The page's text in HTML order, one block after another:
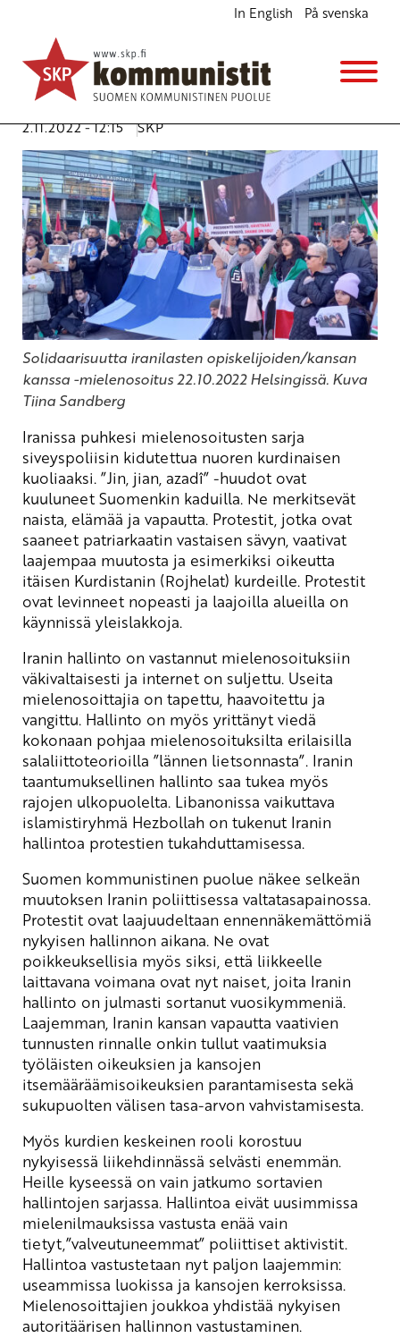
In English På svenska
Solidaarisuutta Iranin muutosta ajaville
edistysmielisille voimille
Ajankohtaista
Kannanotot
Avainsanat:ihmisoikeudet,Iran
2.11.2022 - 12:15
SKP
Solidaarisuutta iranilasten opiskelijoiden/kansan
kanssa -mielenosoitus 22.10.2022 Helsingissä. Kuva
Tiina Sandberg
Iranissa puhkesi mielenosoitusten sarja
siveyspoliisin kidutettua nuoren kurdinaisen
kuoliaaksi. ”Jin, jian, azadî” -huudot ovat
kuuluneet Suomenkin kaduilla. Ne merkitsevät
naista, elämää ja vapautta. Protestit, jotka ovat
saaneet patriarkaatin vastaisen sävyn, vaativat
laajempaa muutosta ja esimerkiksi oikeutta
itäisen Kurdistanin (Rojhelat) kurdeille. Protestit
ovat levinneet nopeasti ja laajoilla alueilla on
käynnissä yleislakkoja.
Iranin hallinto on vastannut mielenosoituksiin
väkivaltaisesti ja internet on suljettu. Useita
mielenosoittajia on tapettu, haavoitettu ja
vangittu. Hallinto on myös yrittänyt viedä
kokonaan pohjaa mielenosoituksilta erilaisilla
salaliittoteorioilla ”lännen lietsonnasta”. Iranin
taantumuksellinen hallinto saa tukea myös
rajojen ulkopuolelta. Libanonissa vaikuttava
islamistiryhmä Hezbollah on tukenut Iranin
hallintoa protestien tukahduttamisessa.
Suomen kommunistinen puolue näkee selkeän
muutoksen Iranin poliittisessa valtatasapainossa.
Protestit ovat laajuudeltaan ennennäkemättömiä
nykyisen hallinnon aikana. Ne ovat
poikkeuksellisia myös siksi, että liikkeelle
laittavana voimana ovat nyt naiset, joita Iranin
hallinto on julmasti sortanut vuosikymmeniä.
Laajemman, Iranin kansan vapautta vaativien
tunnusten rinnalle onkin tullut vaatimuksia
työläisten oikeuksien ja kansojen
itsemääräämisoikeuksien parantamisesta sekä
sukupuolten välisen tasa-arvon vahvistamisesta.
Myös kurdien keskeinen rooli korostuu
nykyisessä liikehdinnässä selvästi enemmän.
Heille kyseessä on vain jatkumo sortavien
hallintojen sarjassa. Hallintoa eivät uusimmissa
mielenilmauksissa vastusta enää vain
tietyt,”valveutuneemmat” poliittiset aktivistit.
Hallintoa vastustetaan nyt paljon laajemmin:
useammissa luokissa ja kansojen kerroksissa.
Mielenosoittajien joukkoa yhdistää nykyisen
autoritäärisen hallinnon vastustaminen.